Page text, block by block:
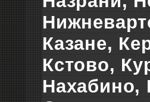
Казане,
Кстово,
Нахабино,